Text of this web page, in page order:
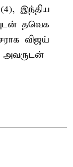
இந்திய
தவெக
விஜய்
அவருடன்